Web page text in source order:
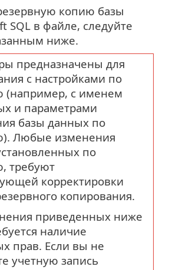
копию базы
SQL в файле, следуйте
ниже.
предназначены для
с настройками по
(например, с именем
и параметрами
базы данных по
Любые изменения
по
требуют
корректировки
копирования.
приведенных ниже
наличие
прав. Если вы не
учетную запись